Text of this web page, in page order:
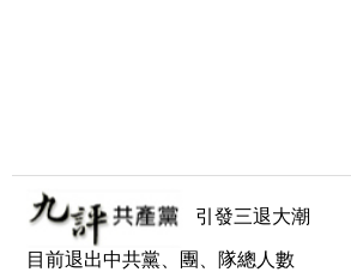
引發三退大潮
目前退出中共黨、團、隊總人數